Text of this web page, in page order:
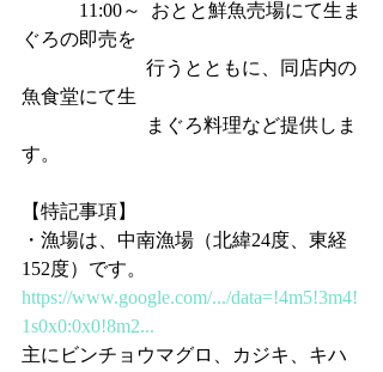
ぐろの即売を
魚食堂にて生
す。
【特記事項】
・漁場は、中南漁場（北緯24度、東経
152度）です。
https://www.google.com/.../data=!4m5!3m4!
1s0x0:0x0!8m2...
主にビンチョウマグロ、カジキ、キハ